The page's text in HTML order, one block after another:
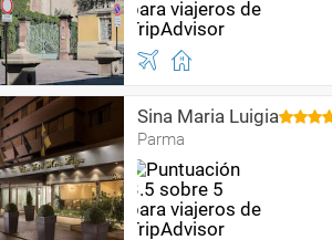
Sina Maria Luigia
Parma